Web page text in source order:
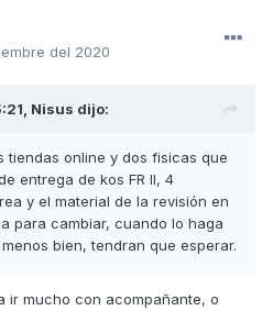
del 2020
Nisus dijo:
tiendas online y dos fisicas que
entrega de kos FR II, 4
y el material de la revisión en
para cambiar, cuando lo haga
bien, tendran que esperar.
ir mucho con acompañante, o